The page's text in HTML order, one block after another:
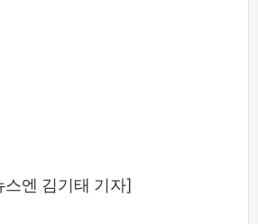
엔 김기태 기자]